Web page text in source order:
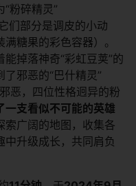
粉碎精灵”
们部分是调皮的小动
糖果的彩色容器）。
掉落神奇“彩虹豆荚”的
邪恶的“巴什精灵”
恶，四位性格迥异的粉
一支看似不可能的英雄
索广阔的地图，收集各
升级成长，共同肩负